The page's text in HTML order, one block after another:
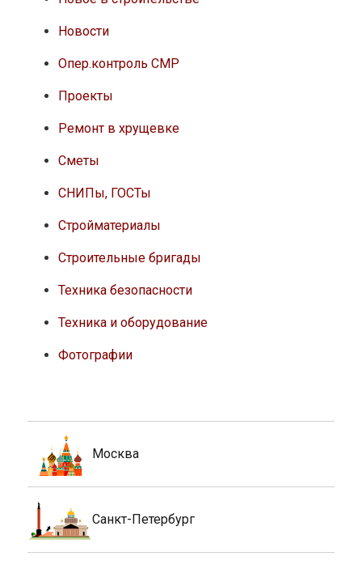
Новости
Опер.контроль СМР
Проекты
Ремонт в хрущевке
Сметы
СНИПы, ГОСТы
Стройматериалы
Строительные бригады
Техника безопасности
Техника и оборудование
Фотографии
Москва
Санкт-Петербург